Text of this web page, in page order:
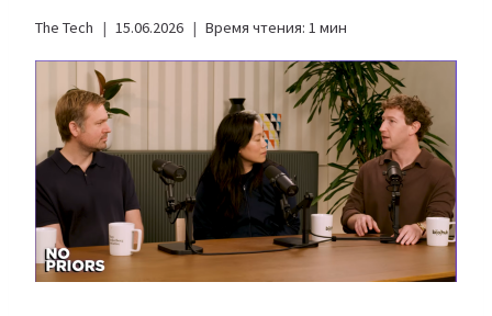
The Tech 15.06.2026 Время чтения: 1 мин